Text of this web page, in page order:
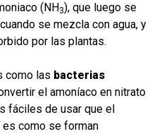
(NH 3), que luego se
cuando se mezcla con agua, y
por las plantas.
como las bacterias
el amoníaco en nitrato
fáciles de usar que el
es como se forman